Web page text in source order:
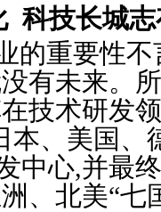
科技长城
的重要性
有未来。
技术研发
本、美国、
中心,并最
、北美“七